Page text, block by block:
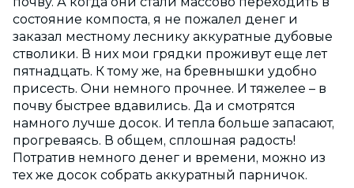
состояние компоста, я не пожалел денег и
заказал местному леснику аккуратные дубовые
стволики. В них мои грядки проживут еще лет
пятнадцать. К тому же, на бревнышки удобно
присесть. Они немного прочнее. И тяжелее – в
почву быстрее вдавились. Да и смотрятся
намного лучше досок. И тепла больше запасают,
прогреваясь. В общем, сплошная радость!
Потратив немного денег и времени, можно из
тех же досок собрать аккуратный парничок.